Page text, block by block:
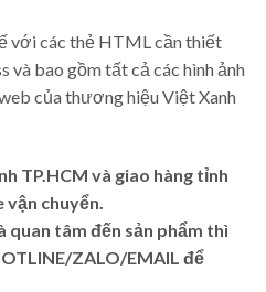
với các thẻ HTML cần thiết
và bao gồm tất cả các hình ảnh
của thương hiệu Việt Xanh
TP.HCM và giao hàng tỉnh
vận chuyển.
quan tâm đến sản phẩm thì
ZALO/EMAIL để